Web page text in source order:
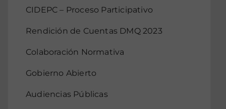
CIDEPC – Proceso Participativo
Rendición de Cuentas DMQ 2023
Colaboración Normativa
Gobierno Abierto
Audiencias Públicas